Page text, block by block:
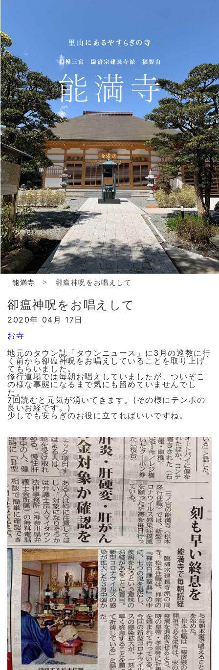
能満寺 > 卻瘟神呪をお唱えして
卻瘟神呪をお唱えして
2020年 04月 17日
お寺
地元のタウン誌「タウンニュース」に3月の巡教に行
く前から卻瘟神呪をお唱えしていることを取り上げ
てもらいました。
修行道場では毎朝お唱えしていましたが、ついぞこ
の様な事態になるまで気にも留めていませんでし
た。
7回読むと元気が湧いてきます。(その様にテンポの
良いお経です。)
少しでも安らぎのお役に立てればいいですね。